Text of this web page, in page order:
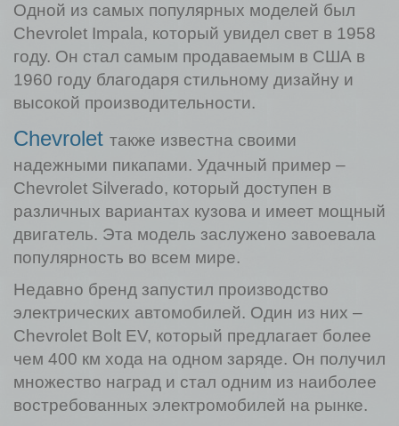
Одной из самых популярных моделей был
Chevrolet Impala, который увидел свет в 1958
году. Он стал самым продаваемым в США в
1960 году благодаря стильному дизайну и
высокой производительности.
Chevrolet также известна своими
надежными пикапами. Удачный пример –
Chevrolet Silverado, который доступен в
различных вариантах кузова и имеет мощный
двигатель. Эта модель заслужено завоевала
популярность во всем мире.
Недавно бренд запустил производство
электрических автомобилей. Один из них –
Chevrolet Bolt EV, который предлагает более
чем 400 км хода на одном заряде. Он получил
множество наград и стал одним из наиболее
востребованных электромобилей на рынке.